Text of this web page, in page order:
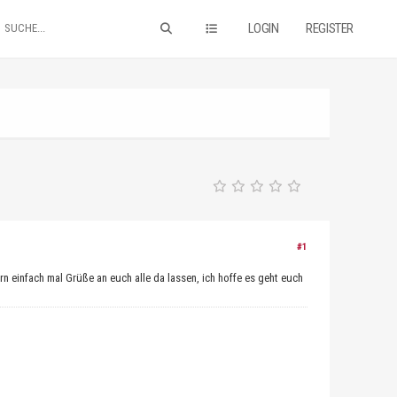
LOGIN REGISTER
#1
mal Grüße an euch alle da lassen, ich hoffe es geht euch